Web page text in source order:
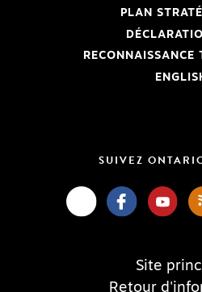
PLAN
RECONNAISSANCE
SUIVEZ
Site
Retour